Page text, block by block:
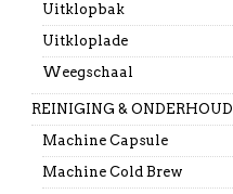
Uitklopbak
Uitkloplade
Weegschaal
REINIGING & ONDERHOUD
Machine Capsule
Machine Cold Brew